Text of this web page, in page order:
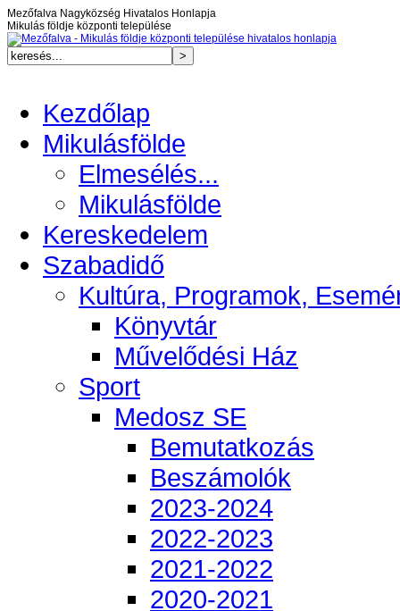
Mezőfalva Nagyközség Hivatalos Honlapja
Mikulás földje központi települése
Kezdőlap
Mikulásfölde
Elmesélés...
Mikulásfölde
Kereskedelem
Szabadidő
Kultúra, Programok,
Könyvtár
Művelődési Ház
Sport
Medosz SE
Bemutatkozás
Beszámolók
2023-2024
2022-2023
2021-2022
2020-2021